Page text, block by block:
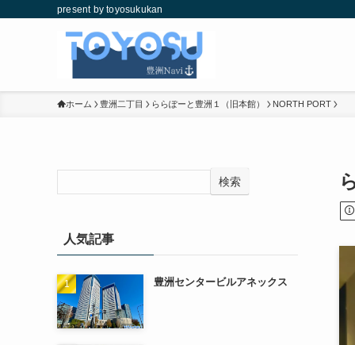
present by toyosukukan
ホーム 豊洲二丁目 ららぽーと豊洲１（旧本館） NORTH PORT
検索
人気記事
豊洲センタービルアネックス